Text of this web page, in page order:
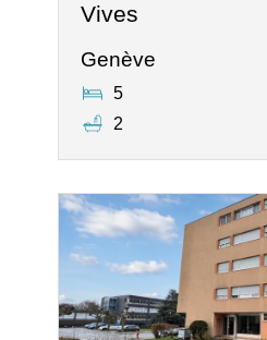
Vives
Genève
5
2